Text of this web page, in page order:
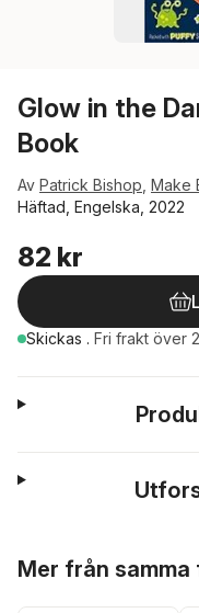
Glow in the
Book
Av Patrick Bishop Make
Häftad, Engelska, 2022
82 kr
Skickas . Fri frakt över
Mer från